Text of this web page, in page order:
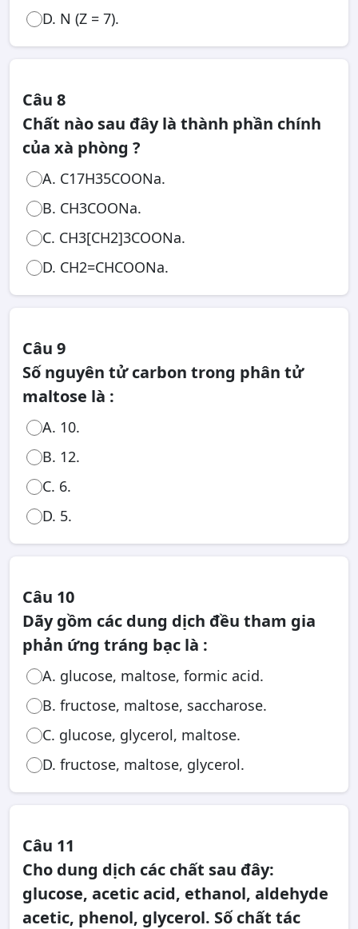
D. N (Z = 7).
Câu 8
Chất nào sau đây là thành phần chính
của xà phòng ?
A. C17H35COONa.
B. CH3COONa.
C. CH3[CH2]3COONa.
D. CH2=CHCOONa.
Câu 9
Số nguyên tử carbon trong phân tử
maltose là :
A. 10.
B. 12.
C. 6.
D. 5.
Câu 10
Dãy gồm các dung dịch đều tham gia
phản ứng tráng bạc là :
A. glucose, maltose, formic acid.
B. fructose, maltose, saccharose.
C. glucose, glycerol, maltose.
D. fructose, maltose, glycerol.
Câu 11
Cho dung dịch các chất sau đây:
glucose, acetic acid, ethanol, aldehyde
acetic, phenol, glycerol. Số chất tác